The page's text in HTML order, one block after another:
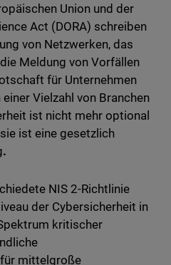
Union und der
Act (DORA) schreiben
von Netzwerken, das
Meldung von Vorfällen
für Unternehmen
Vielzahl von Branchen
ist nicht mehr optional
ist eine gesetzlich
.
NIS 2-Richtlinie
der Cybersicherheit in
kritischer
mittelgroße